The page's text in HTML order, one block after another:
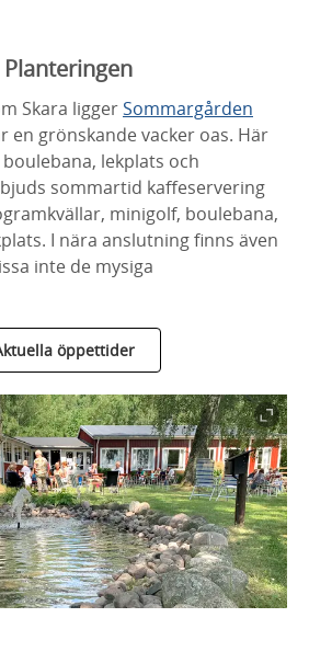
Skara liggerSommargården
en grönskande vacker oas. Här
lekplats och
sommartid kaffeservering
minigolf, boulebana,
I nära anslutning finns även
inte de mysiga
öppettider